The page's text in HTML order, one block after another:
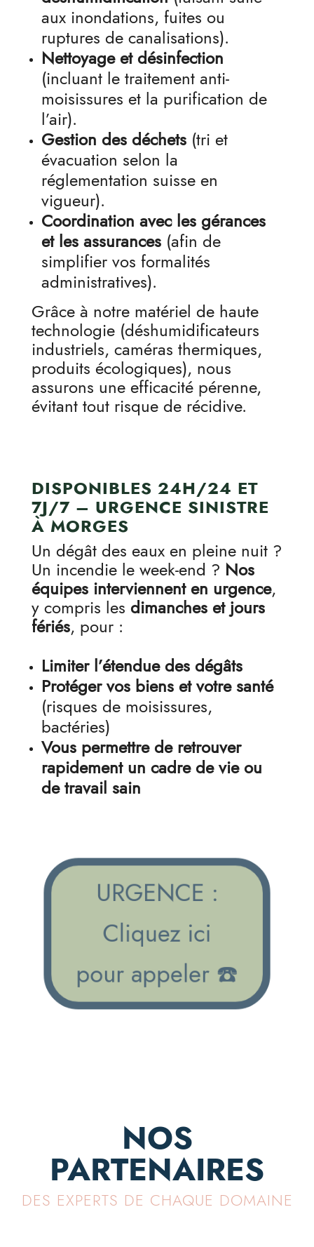
aux inondations, fuites ou
ruptures de canalisations).
Nettoyage et désinfection
(incluant le traitement anti-
moisissures et la purification de
l’air).
Gestion des déchets(tri et
évacuation selon la
réglementation suisse en
vigueur).
Coordination avec les gérances
et les assurances(afin de
simplifier vos formalités
administratives).
Grâce à notre matériel de haute
technologie (déshumidificateurs
industriels, caméras thermiques,
produits écologiques), nous
assurons une efficacité pérenne,
évitant tout risque de récidive.
DISPONIBLES 24H/24 ET
7J/7 – URGENCE SINISTRE
À MORGES
Un dégât des eaux en pleine nuit ?
Un incendie le week-end ? Nos
équipes interviennent en urgence,
y compris les dimanches et jours
fériés, pour :
Limiter l’étendue des dégâts
Protéger vos biens et votre santé
(risques de moisissures,
bactéries)
Vous permettre de retrouver
rapidement un cadre de vie ou
de travail sain
URGENCE :
Cliquez ici
pour appeler ☎️
NOS
PARTENAIRES
DES EXPERTS DE CHAQUE DOMAINE